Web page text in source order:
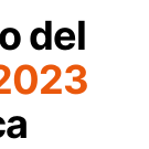
del